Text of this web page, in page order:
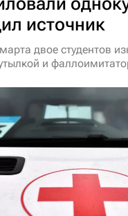
источник
двое студентов
и